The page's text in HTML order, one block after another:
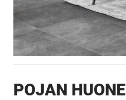
POJAN HUONE